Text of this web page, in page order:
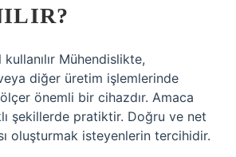
kullanılır Mühendislikte,
diğer üretim işlemlerinde
önemli bir cihazdır. Amaca
şekillerde pratiktir. Doğru ve net
oluşturmak isteyenlerin tercihidir.